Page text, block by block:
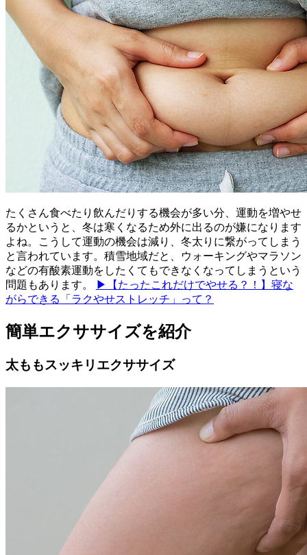
たくさん食べたり飲んだりする機会が多い分、運動を増やせ
るかというと、冬は寒くなるため外に出るのが嫌になります
よね。こうして運動の機会は減り、冬太りに繋がってしまう
と言われています。積雪地域だと、ウォーキングやマラソン
などの有酸素運動をしたくてもできなくなってしまうという
問題もあります。
▶【たったこれだけでやせる？！】寝な
がらできる「ラクやせストレッチ」って？
簡単エクササイズを紹介
太ももスッキリエクササイズ